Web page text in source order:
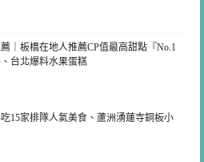
｜板橋在地人推薦CP值最高甜點『No.1
台北爆料水果蛋糕
15家排隊人氣美食、蘆洲湧蓮寺銅板小